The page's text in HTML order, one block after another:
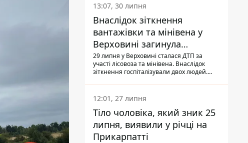
13:07, 30 липня
Внаслідок зіткнення
вантажівки та мінівена у
Верховині загинула
пасажирка, водійка - у
лікарні
29 липня у Верховині сталася ДТП за
участі лісовоза та мінівена. Внаслідок
зіткнення госпіталізували двох людей.
Також травми отримала водійка
автомобіля.
12:01, 27 липня
Тіло чоловіка, який зник 25
липня, виявили у річці на
Прикарпатті